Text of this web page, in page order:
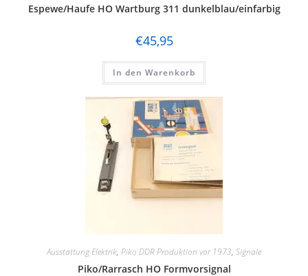
Espewe/Haufe HO Wartburg 311 dunkelblau/einfarbig
€45,95
In den Warenkorb
Ausstattung Elektrik, Piko DDR Produktion vor 1973, Signale
Piko/Rarrasch HO Formvorsignal